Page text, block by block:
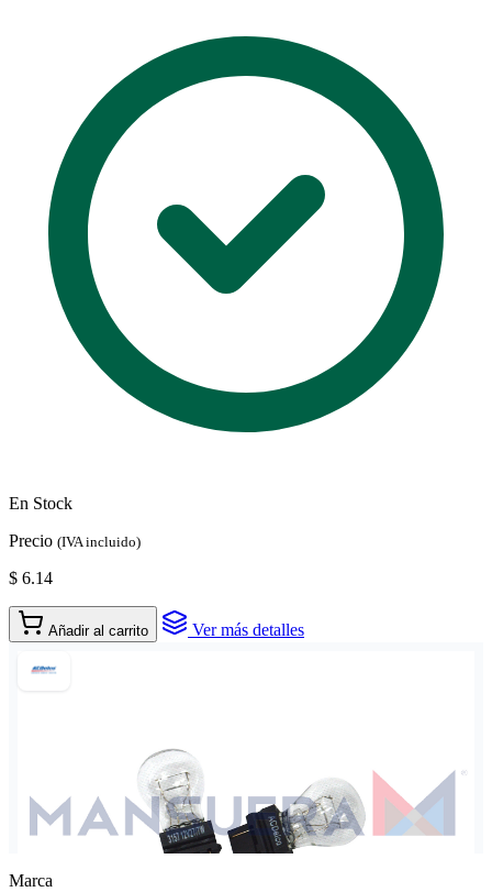
En Stock
Precio (IVA incluido)
$ 6.14
Añadir al carrito Ver más detalles
Marca